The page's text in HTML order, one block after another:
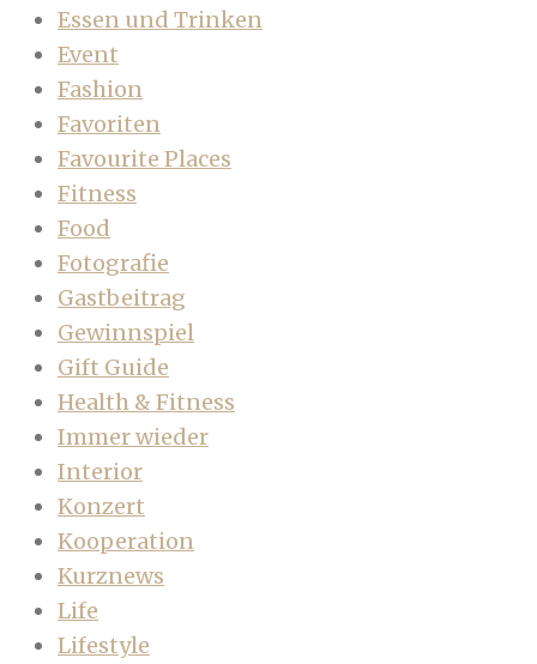
Essen und Trinken
Event
Fashion
Favoriten
Favourite Places
Fitness
Food
Fotografie
Gastbeitrag
Gewinnspiel
Gift Guide
Health & Fitness
Immer wieder
Interior
Konzert
Kooperation
Kurznews
Life
Lifestyle